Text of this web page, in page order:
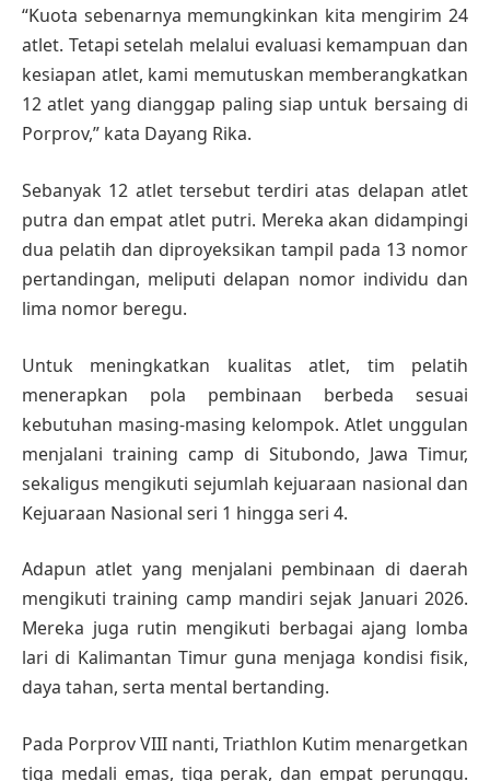
“Kuota sebenarnya memungkinkan kita mengirim 24
atlet. Tetapi setelah melalui evaluasi kemampuan dan
kesiapan atlet, kami memutuskan memberangkatkan
12 atlet yang dianggap paling siap untuk bersaing di
Porprov,” kata Dayang Rika.
Sebanyak 12 atlet tersebut terdiri atas delapan atlet
putra dan empat atlet putri. Mereka akan didampingi
dua pelatih dan diproyeksikan tampil pada 13 nomor
pertandingan, meliputi delapan nomor individu dan
lima nomor beregu.
Untuk meningkatkan kualitas atlet, tim pelatih
menerapkan pola pembinaan berbeda sesuai
kebutuhan masing-masing kelompok. Atlet unggulan
menjalani training camp di Situbondo, Jawa Timur,
sekaligus mengikuti sejumlah kejuaraan nasional dan
Kejuaraan Nasional seri 1 hingga seri 4.
Adapun atlet yang menjalani pembinaan di daerah
mengikuti training camp mandiri sejak Januari 2026.
Mereka juga rutin mengikuti berbagai ajang lomba
lari di Kalimantan Timur guna menjaga kondisi fisik,
daya tahan, serta mental bertanding.
Pada Porprov VIII nanti, Triathlon Kutim menargetkan
tiga medali emas, tiga perak, dan empat perunggu.